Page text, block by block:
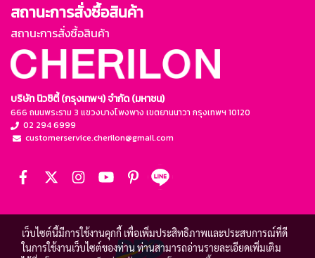
สถานะการสั่งซื้อสินค้า
สถานะการสั่งซื้อสินค้า
บริษัท นิวซิตี้ (กรุงเทพฯ) จำกัด (มหาชน)
666 ถนนพระราม 3 แขวงบางโพงพาง เขตยานนาวา กรุงเทพฯ 10120
02 294 6999
customerservice.cherilon@gmail.com
เว็บไซต์นี้มีการใช้งานคุกกี้ เพื่อเพิ่มประสิทธิภาพและประสบการณ์ที่ดี
ในการใช้งานเว็บไซต์ของท่าน ท่านสามารถอ่านรายละเอียดเพิ่มเติม